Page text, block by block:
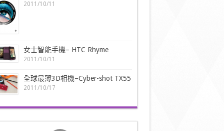
2011/10/11
女士智能手機– HTC Rhyme
2011/10/11
全球最薄3D相機–Cyber-shot TX55
2011/10/17